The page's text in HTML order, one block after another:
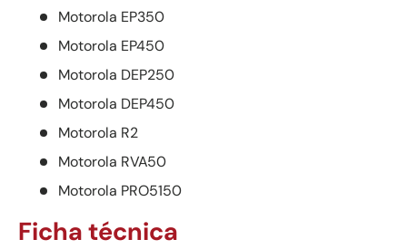
Motorola EP350
Motorola EP450
Motorola DEP250
Motorola DEP450
Motorola R2
Motorola RVA50
Motorola PRO5150
Ficha técnica